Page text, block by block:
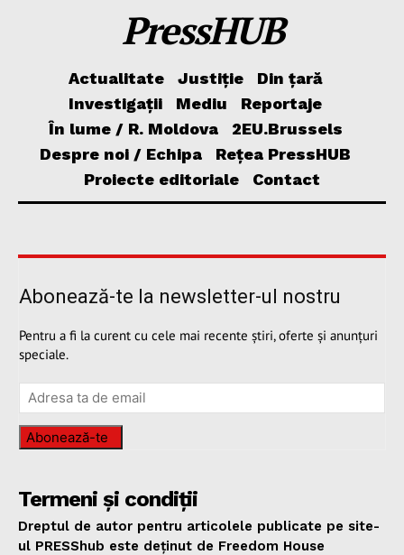
PressHUB
Actualitate Justiție
Din țară
Investigații
Mediu
Reportaje
În lume / R. Moldova
2EU.Brussels
Despre noi / Echipa
Rețea PressHUB
Proiecte editoriale
Contact
Abonează-te la newsletter-ul nostru
Pentru a fi la curent cu cele mai recente știri, oferte și anunțuri
speciale.
Abonează-te
Termeni și condiții
Dreptul de autor pentru articolele publicate pe site-
ul PRESShub este deținut de Freedom House